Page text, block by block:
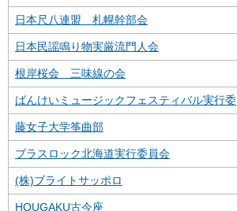
日本尺八連盟 札幌幹部会
日本民謡鳴り物実厳流門人会
根岸桜会 三味線の会
ばんけいミュージックフェスティバル実行委
藤女子大学筝曲部
ブラスロック北海道実行委員会
(株)ブライトサッポロ
HOUGAKU古今座